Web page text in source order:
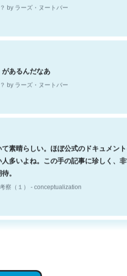
あるんだなあ
by ラーズ・ヌートバー
素晴らしい。ほぼ公式のドキュメント
人多いよね。この手の記事に珍しく、
待。
察（１） - conceptualization